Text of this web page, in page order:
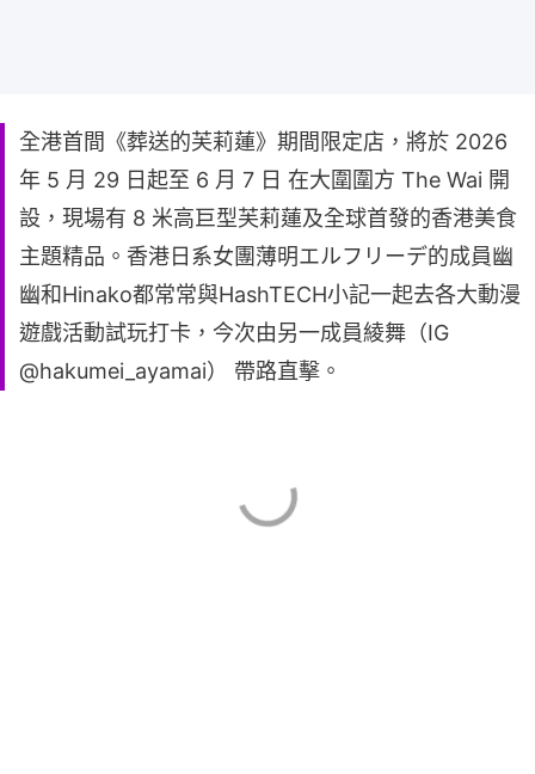
全港首間《葬送的芙莉蓮》期間限定店，將於 2026
年 5 月 29 日起至 6 月 7 日 在大圍圍方 The Wai 開
設，現場有 8 米高巨型芙莉蓮及全球首發的香港美食
主題精品。香港日系女團薄明エルフリーデ的成員幽
幽和Hinako都常常與HashTECH小記一起去各大動漫
遊戲活動試玩打卡，今次由另一成員綾舞（IG
@hakumei_ayamai） 帶路直擊。